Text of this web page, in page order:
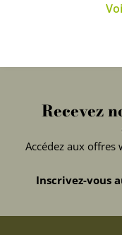
Recevez
Accédez aux offres
Inscrivez-vous